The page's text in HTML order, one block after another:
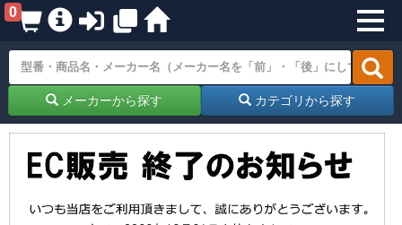
0
メーカーから探す カテゴリから探す